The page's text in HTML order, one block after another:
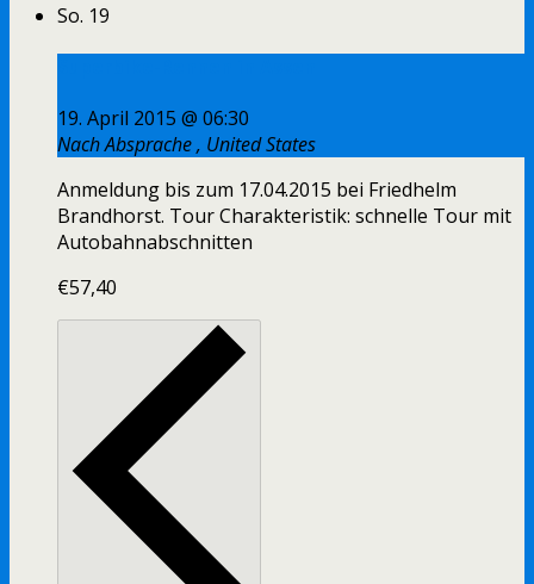
So. 19
19. April 2015 @ 06:30
Nach Absprache, United States
Anmeldung bis zum 17.04.2015 bei Friedhelm
Brandhorst. Tour Charakteristik: schnelle Tour mit
Autobahnabschnitten
€57,40